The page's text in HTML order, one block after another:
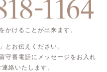
かけることが出来ます。
お伝えください。
守番電話にメッセージをお入れ
絡いたします。